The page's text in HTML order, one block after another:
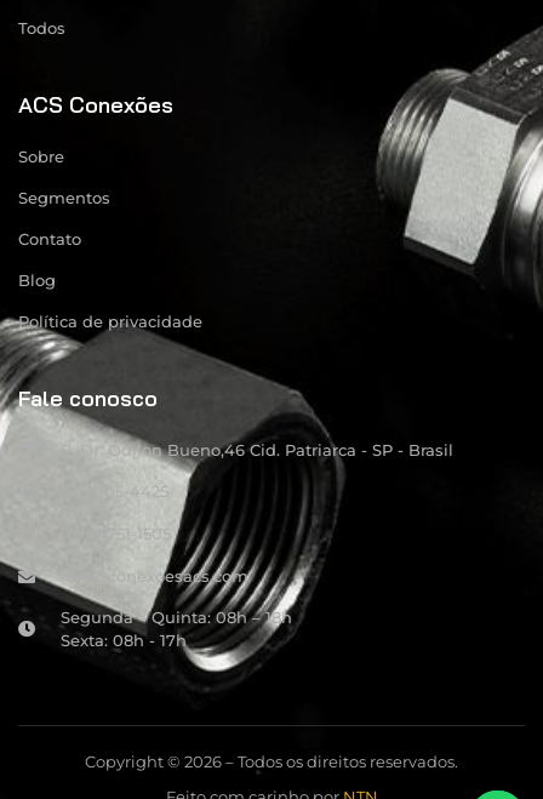
Todos
ACS Conexões
Sobre
Segmentos
Contato
Blog
Política de privacidade
Fale conosco
R: Dr. Odilon Bueno,46 Cid. Patriarca - SP - Brasil
(11) 4105-4425
(11) 94751-1505
info@conexoesacs.com
Segunda – Quinta: 08h – 18h
Sexta: 08h - 17h
Copyright © 2026 – Todos os direitos reservados.